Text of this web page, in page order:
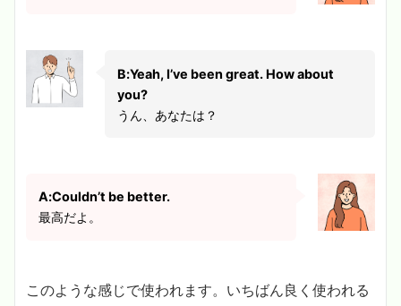
B:Yeah, I’ve been great. How about
you?
うん、あなたは？
A:Couldn’t be better.
最高だよ。
このような感じで使われます。いちばん良く使われる